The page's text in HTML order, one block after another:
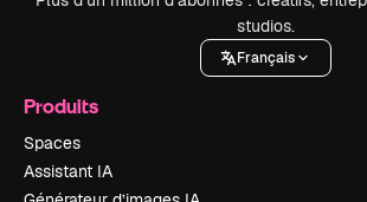
studios.
Français
Produits
Spaces
Assistant IA